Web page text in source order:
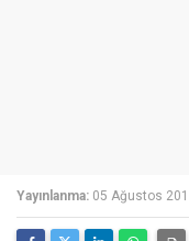
Yayınlanma: 05 Ağustos